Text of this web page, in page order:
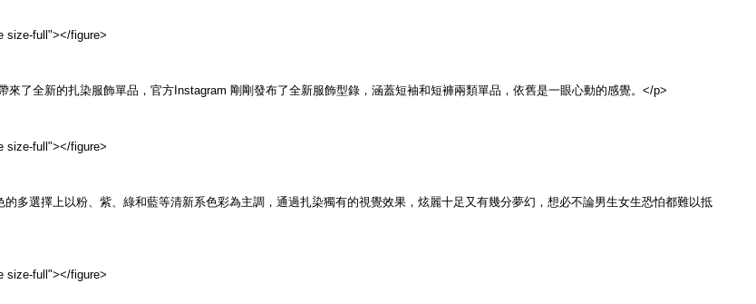
size-full"></figure>
來了全新的扎染服飾單品，官方Instagram 剛剛發布了全新服飾型錄，涵蓋短袖和短褲兩類單品，依舊是一眼心動的感覺。</p>
size-full"></figure>
的多選擇上以粉、紫、綠和藍等清新系色彩為主調，通過扎染獨有的視覺效果，炫麗十足又有幾分夢幻，想必不論男生女生恐怕都難以抵
size-full"></figure>